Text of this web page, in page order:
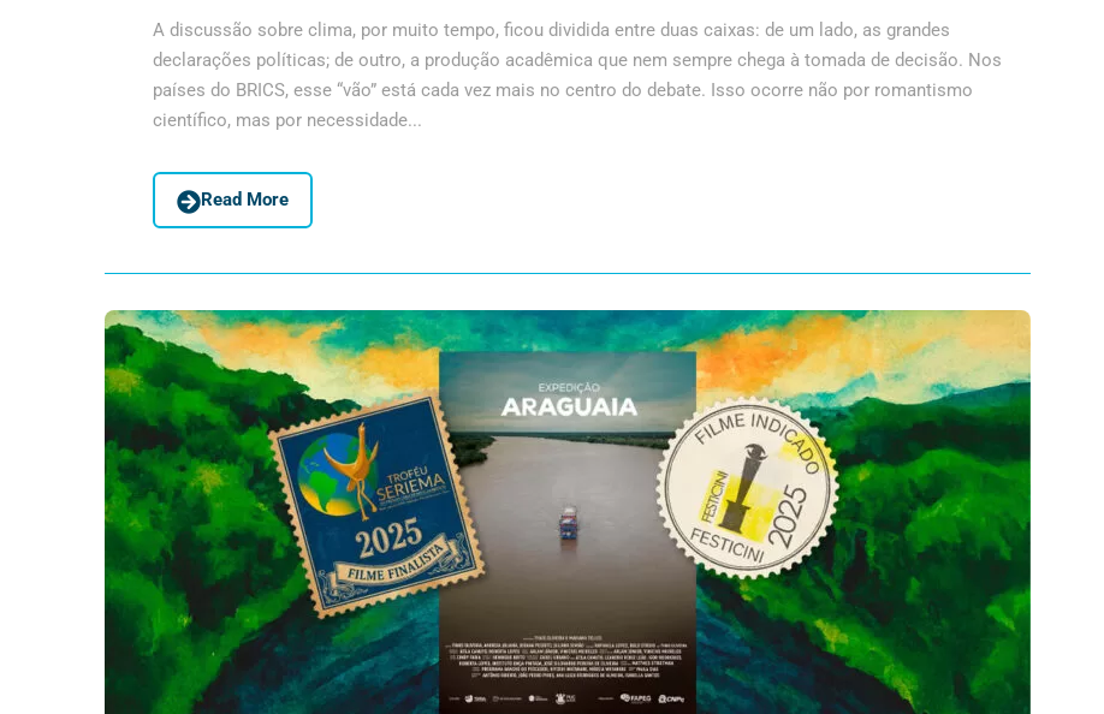
A discussão sobre clima, por muito tempo, ficou dividida entre duas caixas: de um lado, as grandes
declarações políticas; de outro, a produção acadêmica que nem sempre chega à tomada de decisão. Nos
países do BRICS, esse “vão” está cada vez mais no centro do debate. Isso ocorre não por romantismo
científico, mas por necessidade...
Read More